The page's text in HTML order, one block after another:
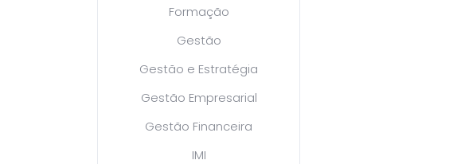
Formação
Gestão
Gestão e Estratégia
Gestão Empresarial
Gestão Financeira
IMI